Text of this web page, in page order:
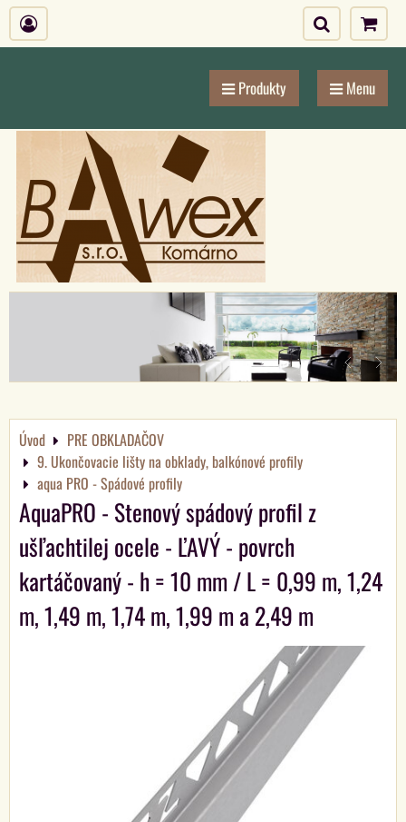
Produkty Menu
Úvod
PRE OBKLADAČOV
9. Ukončovacie lišty na obklady, balkónové profily
aqua PRO - Spádové profily
AquaPRO - Stenový spádový profil z
ušľachtilej ocele - ĽAVÝ - povrch
kartáčovaný - h = 10 mm / L = 0,99 m, 1,24
m, 1,49 m, 1,74 m, 1,99 m a 2,49 m